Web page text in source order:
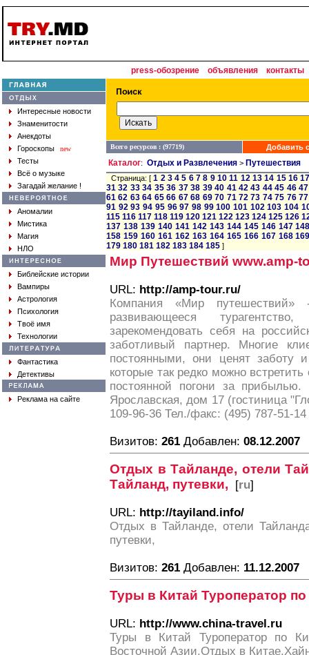
press-обозрение объявления контакты
Интересные новости
Знаменитости
Анекдоты
Гороскопы
new
Тесты
Всё о музыке
Загадай желание !
Аномалии
Мистика
Магия
НЛО
Библейские истории
Вампиры
Астрология
Психология
Твоё имя
Технологии
Фантастика
Детективы
Реклама на сайте
Всего ресурсов : (97719) Добавить
Каталог: Отдых и Развлечения > Путешествия
Страница: [1 2 3 4 5 6 7 8 9 10 11 12 13 14 15 16
31 32 33 34 35 36 37 38 39 40 41 42 43 44 45 46 47
61 62 63 64 65 66 67 68 69 70 71 72 73 74 75 76 77
91 92 93 94 95 96 97 98 99 100 101 102 103 104
115 116 117 118 119 120 121 122 123 124 125 126
137 138 139 140 141 142 143 144 145 146 147
158 159 160 161 162 163 164 165 166 167 168
179 180 181 182 183 184 185 ]
Мир Путешествий www.amp-
URL: http://amp-tour.ru/
Компания «Мир
развивающееся
зарекомендовать себя на
заботливый партнер. Многие
постоянными, они ценят заботу
которые так редко можно
постоянной погони за
Ярославская, дом 17 (гостиница
109-96-36 Тел./факс: (495) 787-51-14
Визитов: 261 Добавлен: 08.12.2007
Отдых в Тайланде, отели
Тайланд, путевки, [ru]
URL: http://tayiland.info/
Отдых в Тайланде, отели
путевки,
Визитов: 261 Добавлен: 11.12.2007
Туры в Китай Туроператор
URL: http://www.china-travel.ru
Туры в Китай Туроператор по
Восточной Азии.Отдых в